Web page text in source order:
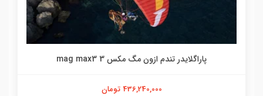
پاراگلایدر تندم ازون مگ مکس 3 mag max3
436,240,000 تومان